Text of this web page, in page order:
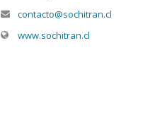
contacto@sochitran.cl
www.sochitran.cl